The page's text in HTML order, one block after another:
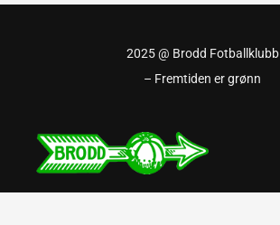
2025 @ Brodd Fotballklubb
– Fremtiden er grønn